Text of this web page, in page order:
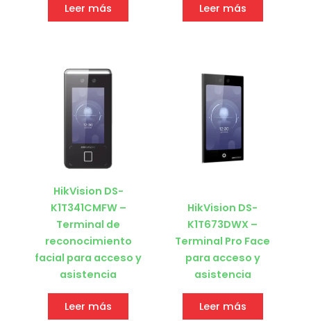
Leer más Leer más
HikVision DS-
K1T341CMFW –
Terminal de
reconocimiento
facial para acceso y
asistencia
Leer más
HikVision DS-
K1T673DWX –
Terminal Pro Face
para acceso y
asistencia
Leer más